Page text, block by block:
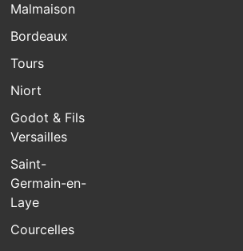
Malmaison
Bordeaux
Tours
Niort
Godot & Fils
Versailles
Saint-
Germain-en-
Laye
Courcelles